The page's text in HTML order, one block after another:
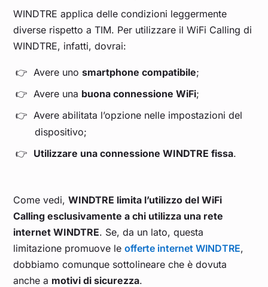
WINDTRE applica delle condizioni leggermente
diverse rispetto a TIM. Per utilizzare il WiFi Calling di
WINDTRE, infatti, dovrai:
Avere uno smartphone compatibile;
Avere una buona connessione WiFi;
Avere abilitata l’opzione nelle impostazioni del
dispositivo;
Utilizzare una connessione WINDTRE fissa.
Come vedi,WINDTRE limita l’utilizzo del WiFi
Calling esclusivamente a chi utilizza una rete
internet WINDTRE. Se, da un lato, questa
limitazione promuove leofferte internet WINDTRE,
dobbiamo comunque sottolineare che è dovuta
anche a motivi di sicurezza.